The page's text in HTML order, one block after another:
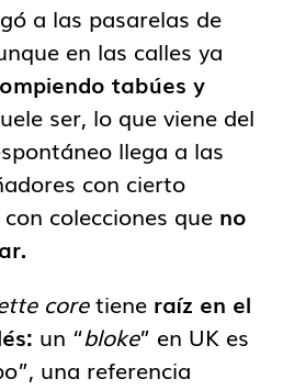
a las pasarelas de
en las calles ya
tabúes y
ser, lo que viene del
llega a las
con cierto
colecciones que no
coretiene raíz en el
un “bloke” en UK es
una referencia